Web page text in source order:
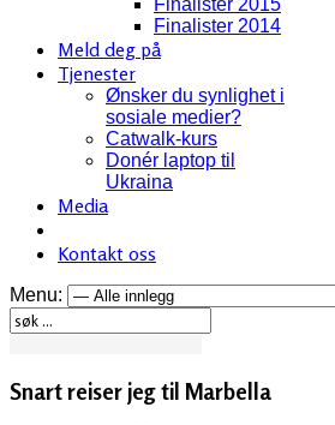
Finalister 2014
Meld deg på
Tjenester
Ønsker du synlighet i
sosiale medier?
Catwalk-kurs
Donér laptop til
Ukraina
Media
Kontakt oss
Menu:
Snart reiser jeg til Marbella